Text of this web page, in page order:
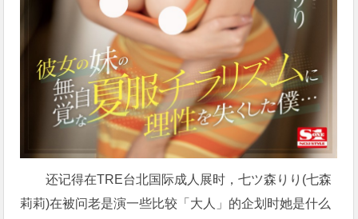
还记得在TRE台北国际成人展时，七ツ森りり(七森
莉莉)在被问老是演一些比较「大人」的企划时她是什么